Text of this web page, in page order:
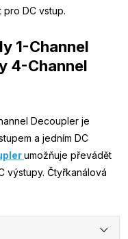
DC vstup.
1-Channel
4-Channel
Decoupler je
a jedním DC
umožňuje převádět
výstupy. Čtyřkanálová